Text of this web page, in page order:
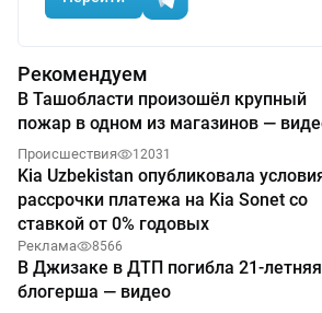
Рекомендуем
В Ташобласти произошёл крупный
пожар в одном из магазинов —
Происшествия 12031
Kia Uzbekistan опубликовала
рассрочки платежа на Kia Sonet со
ставкой от 0% годовых
Реклама 8566
В Джизаке в ДТП погибла 21-летняя
блогерша — видео